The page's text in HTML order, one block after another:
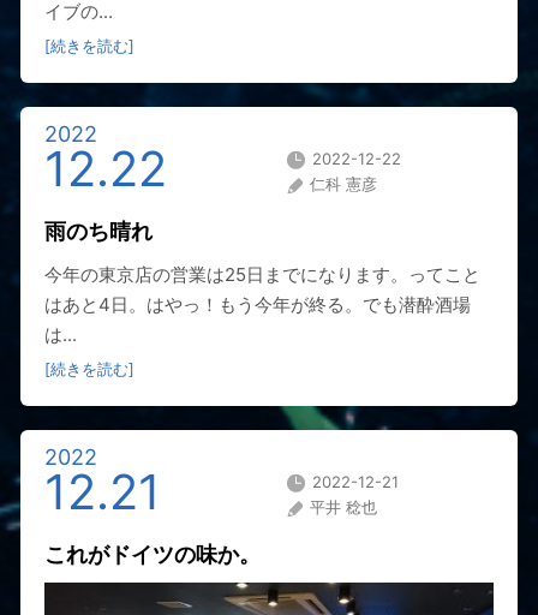
イブの...
[続きを読む]
2022
12.22
2022-12-22
仁科 憲彦
雨のち晴れ
今年の東京店の営業は25日までになります。ってこと
はあと4日。はやっ！もう今年が終る。でも潜酔酒場
は...
[続きを読む]
2022
12.21
2022-12-21
平井 稔也
これがドイツの味か。